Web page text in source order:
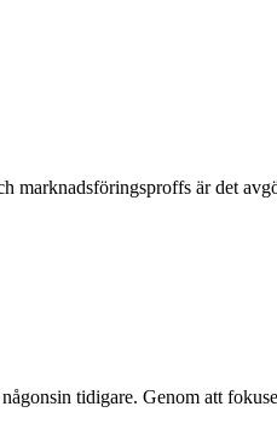
marknadsföringsproffs är det
tidigare. Genom att